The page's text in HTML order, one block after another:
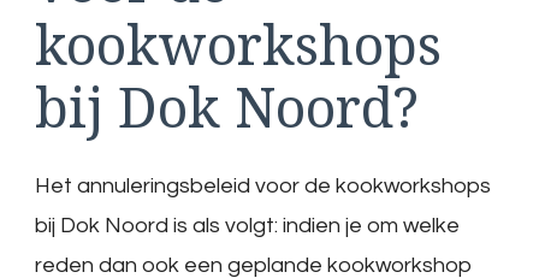
kookworkshops
bij Dok Noord?
Het annuleringsbeleid voor de kookworkshops
bij Dok Noord is als volgt: indien je om welke
reden dan ook een geplande kookworkshop